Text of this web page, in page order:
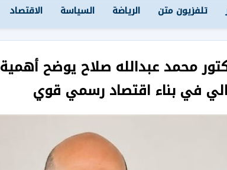
تلفزيون متن الرياضة السياسة الاقتصاد
محمد عبدالله صلاح يوضح
في بناء اقتصاد رسمي قوي